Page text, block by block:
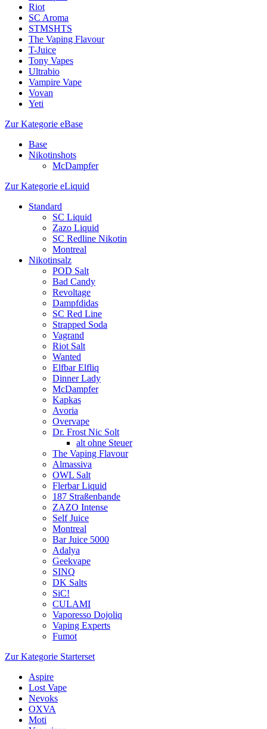
Riot
SC Aroma
STMSHTS
The Vaping Flavour
T-Juice
Tony Vapes
Ultrabio
Vampire Vape
Vovan
Yeti
Zur Kategorie eBase
Base
Nikotinshots
McDampfer
Zur Kategorie eLiquid
Standard
SC Liquid
Zazo Liquid
SC Redline Nikotin
Montreal
Nikotinsalz
POD Salt
Bad Candy
Revoltage
Dampfdidas
SC Red Line
Strapped Soda
Vagrand
Riot Salt
Wanted
Elfbar Elfliq
Dinner Lady
McDampfer
Kapkas
Avoria
Overvape
Dr. Frost Nic Solt
alt ohne Steuer
The Vaping Flavour
Almassiva
OWL Salt
Flerbar Liquid
187 Straßenbande
ZAZO Intense
Self Juice
Montreal
Bar Juice 5000
Adalya
Geekvape
SINQ
DK Salts
SiC!
CULAMI
Vaporesso Dojoliq
Vaping Experts
Fumot
Zur Kategorie Starterset
Aspire
Lost Vape
Nevoks
OXVA
Moti